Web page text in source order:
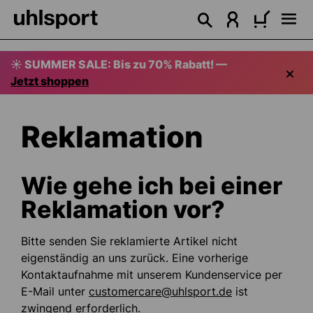
springen
☀️ SUMMER SALE: Bis zu 70% Rabatt! —
Jetzt shoppen
Reklamation
Wie gehe ich bei einer
Reklamation vor?
Bitte senden Sie reklamierte Artikel nicht
eigenständig an uns zurück. Eine vorherige
Kontaktaufnahme mit unserem Kundenservice per
E-Mail unter customercare@uhlsport.de ist
zwingend erforderlich.